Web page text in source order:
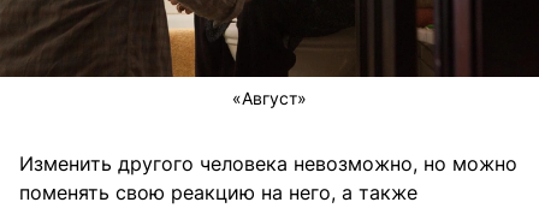
«Август»
Изменить другого человека невозможно, но можно
поменять свою реакцию на него, а также